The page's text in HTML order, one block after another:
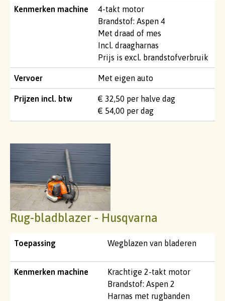
Kenmerken machine
4-takt motor
Brandstof: Aspen 4
Met draad of mes
Incl. draagharnas
Prijs is excl. brandstofverbruik
Vervoer Met eigen auto
Prijzen incl. btw
€ 32,50 per halve dag
€ 54,00 per dag
Rug-bladblazer - Husqvarna
Toepassing Wegblazen van bladeren
Kenmerken machine
Krachtige 2-takt motor
Brandstof: Aspen 2
Harnas met rugbanden